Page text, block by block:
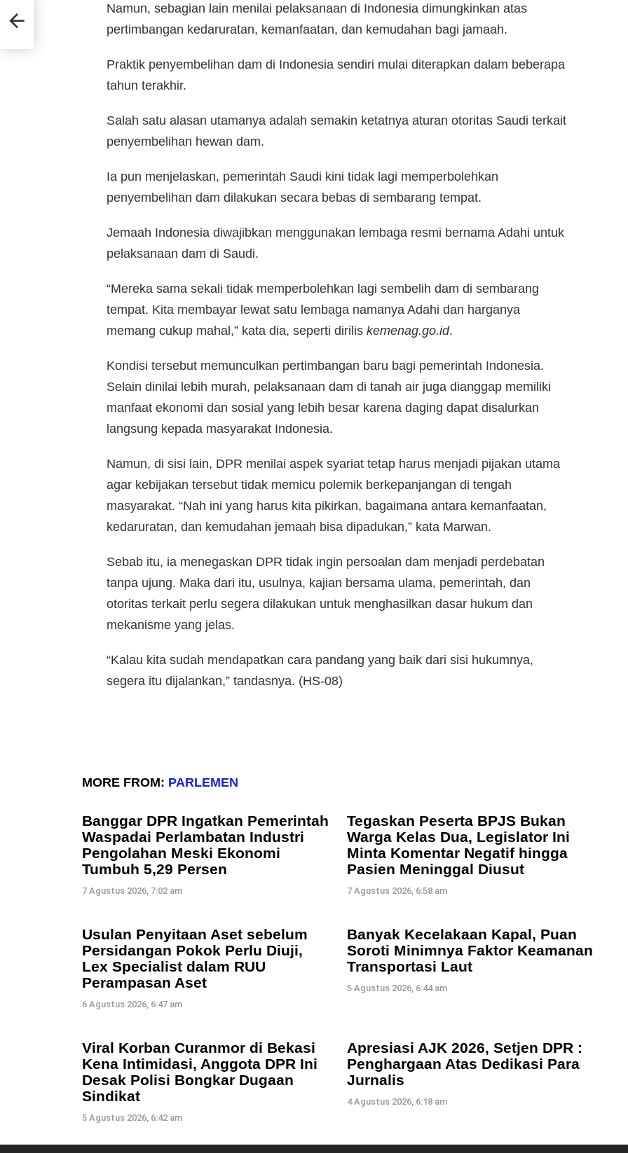
Namun, sebagian lain menilai pelaksanaan di Indonesia dimungkinkan atas
pertimbangan kedaruratan, kemanfaatan, dan kemudahan bagi jamaah.
Praktik penyembelihan dam di Indonesia sendiri mulai diterapkan dalam beberapa
tahun terakhir.
Salah satu alasan utamanya adalah semakin ketatnya aturan otoritas Saudi terkait
penyembelihan hewan dam.
Ia pun menjelaskan, pemerintah Saudi kini tidak lagi memperbolehkan
penyembelihan dam dilakukan secara bebas di sembarang tempat.
Jemaah Indonesia diwajibkan menggunakan lembaga resmi bernama Adahi untuk
pelaksanaan dam di Saudi.
“Mereka sama sekali tidak memperbolehkan lagi sembelih dam di sembarang
tempat. Kita membayar lewat satu lembaga namanya Adahi dan harganya
memang cukup mahal,” kata dia, seperti dirilis kemenag.go.id.
Kondisi tersebut memunculkan pertimbangan baru bagi pemerintah Indonesia.
Selain dinilai lebih murah, pelaksanaan dam di tanah air juga dianggap memiliki
manfaat ekonomi dan sosial yang lebih besar karena daging dapat disalurkan
langsung kepada masyarakat Indonesia.
Namun, di sisi lain, DPR menilai aspek syariat tetap harus menjadi pijakan utama
agar kebijakan tersebut tidak memicu polemik berkepanjangan di tengah
masyarakat. “Nah ini yang harus kita pikirkan, bagaimana antara kemanfaatan,
kedaruratan, dan kemudahan jemaah bisa dipadukan,” kata Marwan.
Sebab itu, ia menegaskan DPR tidak ingin persoalan dam menjadi perdebatan
tanpa ujung. Maka dari itu, usulnya, kajian bersama ulama, pemerintah, dan
otoritas terkait perlu segera dilakukan untuk menghasilkan dasar hukum dan
mekanisme yang jelas.
“Kalau kita sudah mendapatkan cara pandang yang baik dari sisi hukumnya,
segera itu dijalankan,” tandasnya. (HS-08)
MORE FROM: PARLEMEN
Banggar DPR Ingatkan Pemerintah
Waspadai Perlambatan Industri
Pengolahan Meski Ekonomi
Tumbuh 5,29 Persen
7 Agustus 2026, 7:02 am
Tegaskan Peserta BPJS Bukan
Warga Kelas Dua, Legislator Ini
Minta Komentar Negatif hingga
Pasien Meninggal Diusut
7 Agustus 2026, 6:58 am
Usulan Penyitaan Aset sebelum
Persidangan Pokok Perlu Diuji,
Lex Specialist dalam RUU
Perampasan Aset
6 Agustus 2026, 6:47 am
Banyak Kecelakaan Kapal, Puan
Soroti Minimnya Faktor Keamanan
Transportasi Laut
5 Agustus 2026, 6:44 am
Viral Korban Curanmor di Bekasi
Kena Intimidasi, Anggota DPR Ini
Desak Polisi Bongkar Dugaan
Sindikat
5 Agustus 2026, 6:42 am
Apresiasi AJK 2026, Setjen DPR :
Penghargaan Atas Dedikasi Para
Jurnalis
4 Agustus 2026, 6:18 am